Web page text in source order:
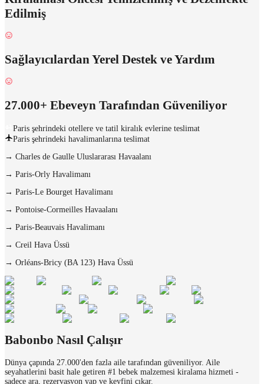
Edilmiş
Sağlayıcılardan Yerel Destek ve Yardım
27.000+ Ebeveyn Tarafından Güveniliyor
Paris şehrindeki otellere ve tatil kiralık evlerine teslimat
Paris şehrindeki havalimanlarına teslimat
→ Charles de Gaulle Uluslararası Havaalanı
→ Paris-Orly Havalimanı
→ Paris-Le Bourget Havalimanı
→ Pontoise-Cormeilles Havaalanı
→ Paris-Beauvais Havalimanı
→ Creil Hava Üssü
→ Orléans-Bricy (BA 123) Hava Üssü
Babonbo Nasıl Çalışır
Dünya çapında 27.000'den fazla aile tarafından güveniliyor. Aile
seyahatlerini basit hale getiren #1 bebek malzemesi kiralama hizmeti -
sadece ara, rezervasyon yap ve keyfini çıkar.